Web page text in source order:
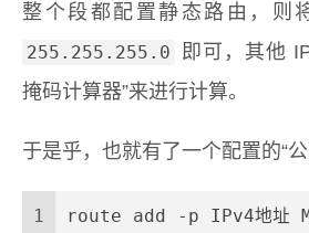
整个段都配置静态路由，则
255.255.255.0
即可，其他
掩码计算器”来进行计算。
于是乎，也就有了一个配置的“公
1 route add -p IPv4地址